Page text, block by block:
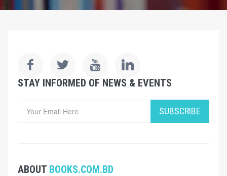
STAY INFORMED OF NEWS & EVENTS
SUBSCRIBE
ABOUT BOOKS.COM.BD